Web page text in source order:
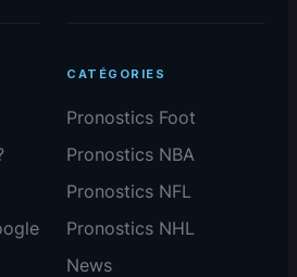
CATÉGORIES
Pronostics Foot
Pronostics NBA
Pronostics NFL
Pronostics NHL
News